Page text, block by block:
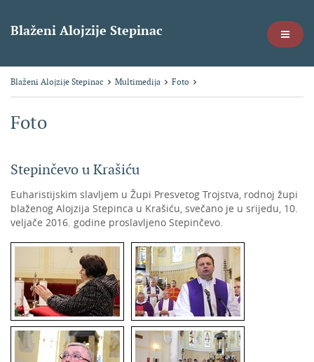
Blaženi Alojzije Stepinac
Blaženi Alojzije Stepinac Multimedija Foto
Foto
Stepinčevo u Krašiću
Euharistijskim slavljem u Župi Presvetog Trojstva, rodnoj župi
blaženog Alojzija Stepinca u Krašiću, svečano je u srijedu, 10.
veljače 2016. godine proslavljeno Stepinčevo.